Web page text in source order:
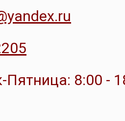
Пятница: 8:00 -